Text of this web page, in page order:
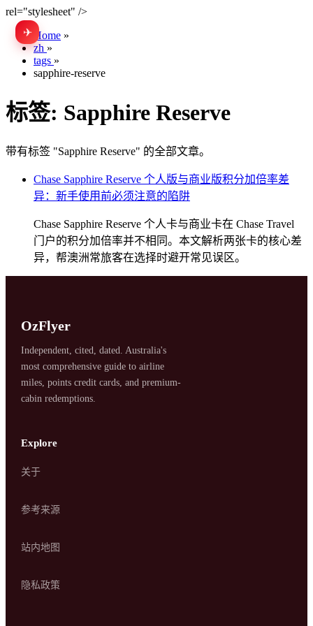
rel="stylesheet" />
✈
SYDNEY · INDEPENDENT · EST. 2026
Home »
zh »
tags »
sapphire-reserve
标签: Sapphire Reserve
带有标签 "Sapphire Reserve" 的全部文章。
Chase Sapphire Reserve 个人版与商业版积分加倍率差
异：新手使用前必须注意的陷阱
Chase Sapphire Reserve 个人卡与商业卡在 Chase Travel
门户的积分加倍率并不相同。本文解析两张卡的核心差
异，帮澳洲常旅客在选择时避开常见误区。
OzFlyer
Independent, cited, dated. Australia's
most comprehensive guide to airline
miles, points credit cards, and premium-
cabin redemptions.
Explore
关于
参考来源
站内地图
隐私政策